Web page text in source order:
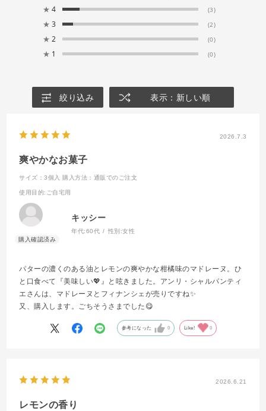
★ 4 (3)
★ 3 (2)
★ 2 (0)
★ 1 (0)
絞り込み 表示：新しい順
2026.7.3
爽やかなお菓子
サイズ：3個入 購入方法：通販でのご注文
使用目的:ご自宅用
キッシー
年代:60代 性別:女性
パターの濃くのある油とレモンの爽やかな柑橘味のマドレーヌ。ひ
と口食べて『美味しい💖』と呟きました。アンリ・シャルパンティ
エさんは、マドレーヌとフィナンシェが売りですね✨
又、購入します。ごちそうさまでした😋
参考になった 0 Like! 0
2026.6.21
レモンの香り